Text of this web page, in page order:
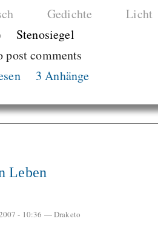
Gedichte
Licht
Stenosiegel
post comments
3 Anhänge
Leben
- 10:36 —Draketo